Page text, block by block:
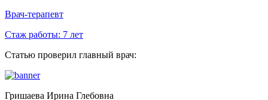
Врач-терапевт
Стаж работы: 7 лет
Статью проверил главный врач:
Гришаева Ирина Глебовна